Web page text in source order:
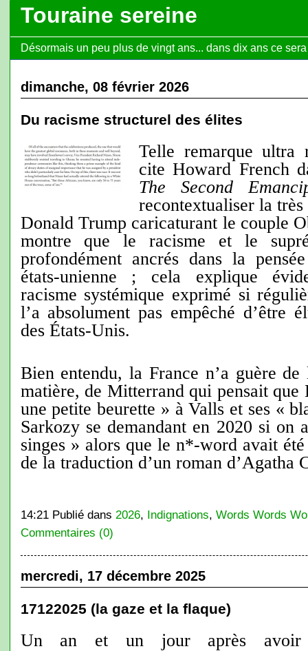
Touraine sereine
Désormais un peu plus de vingt ans... dans dix ans ce
dimanche, 08 février 2026
Du racisme structurel des élites
Telle remarque ultra
cite Howard French
The Second
recontextualiser la
Donald Trump caricaturant le couple
montre que le racisme et le
profondément ancrés dans la
états-unienne ; cela explique
racisme systémique exprimé si
l’a absolument pas empêché d’être
des États-Unis.
Bien entendu, la France n’a guère
matière, de Mitterrand qui pensait que
une petite beurette » à Valls et ses «
Sarkozy se demandant en 2020 si
singes » alors que le n*-word avait
de la traduction d’un roman d’Agatha
14:21 Publié dans 2026, Indignations, Words Words
Commentaires (0)
mercredi, 17 décembre 2025
17122025 (la gaze et la flaque)
Un an et un jour après avoir